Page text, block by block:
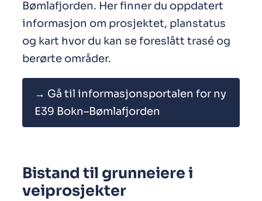
Bømlafjorden. Her finner du oppdatert
informasjon om prosjektet, planstatus
og kart hvor du kan se foreslått trasé og
berørte områder.
→ Gå til informasjonsportalen for ny
E39 Bokn–Bømlafjorden
Bistand til grunneiere i
veiprosjekter